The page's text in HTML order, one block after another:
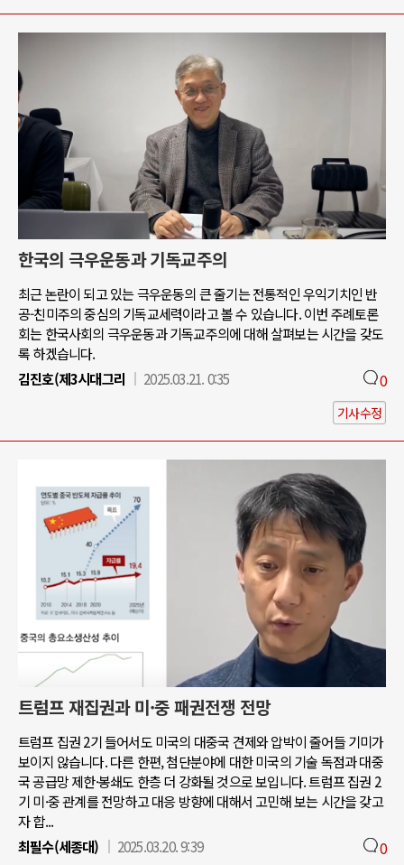
한국의 극우운동과 기독교주의
최근 논란이 되고 있는 극우운동의 큰 줄기는 전통적인 우익기치인 반
공-친미주의 중심의 기독교세력이라고 볼 수 있습니다. 이번 주례토론
회는 한국사회의 극우운동과 기독교주의에 대해 살펴보는 시간을 갖도
록 하겠습니다.
김진호(제3시대그리
2025.03.21. 0:35 0
기사수정
트럼프 재집권과 미·중 패권전쟁 전망
트럼프 집권 2기 들어서도 미국의 대중국 견제와 압박이 줄어들 기미가
보이지 않습니다. 다른 한편, 첨단분야에 대한 미국의 기술 독점과 대중
국 공급망 제한·봉쇄도 한층 더 강화될 것으로 보입니다. 트럼프 집권 2
기 미·중 관계를 전망하고 대응 방향에 대해서 고민해 보는 시간을 갖고
자 합...
최필수(세종대)
2025.03.20. 9:39 0